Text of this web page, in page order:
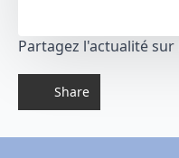
Partagez l'actualité sur
Share